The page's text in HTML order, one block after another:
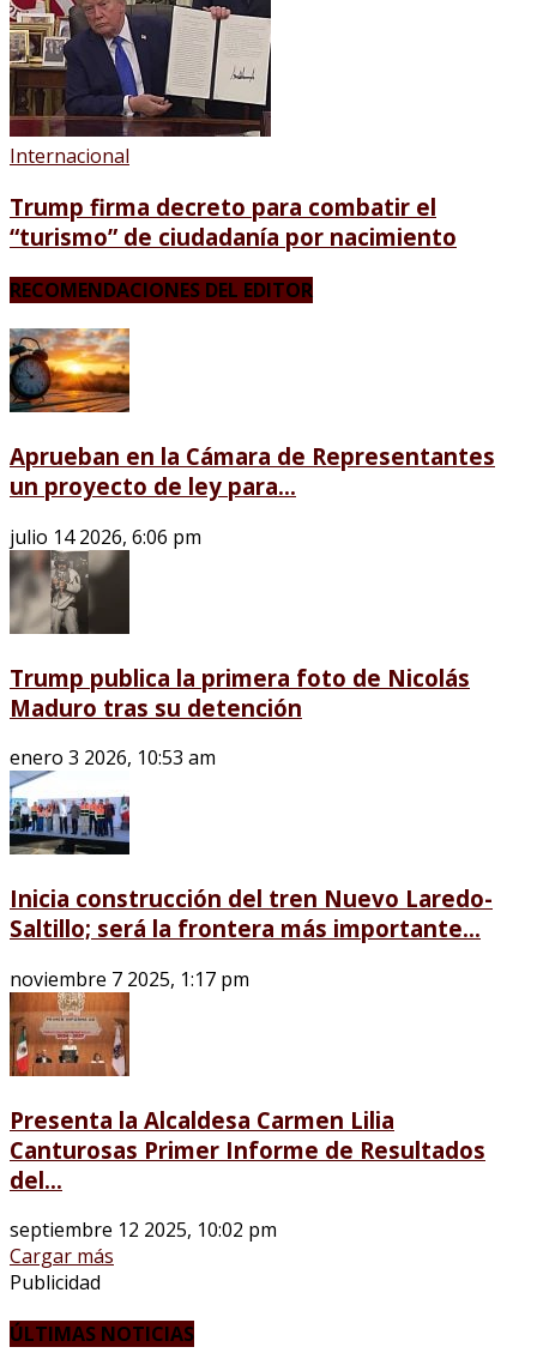
Internacional
Trump firma decreto para combatir el
“turismo” de ciudadanía por nacimiento
RECOMENDACIONES DEL EDITOR
Aprueban en la Cámara de Representantes
un proyecto de ley para...
julio 14 2026, 6:06 pm
Trump publica la primera foto de Nicolás
Maduro tras su detención
enero 3 2026, 10:53 am
Inicia construcción del tren Nuevo Laredo-
Saltillo; será la frontera más importante...
noviembre 7 2025, 1:17 pm
Presenta la Alcaldesa Carmen Lilia
Canturosas Primer Informe de Resultados
del...
septiembre 12 2025, 10:02 pm
Cargar más
Publicidad
ÚLTIMAS NOTICIAS